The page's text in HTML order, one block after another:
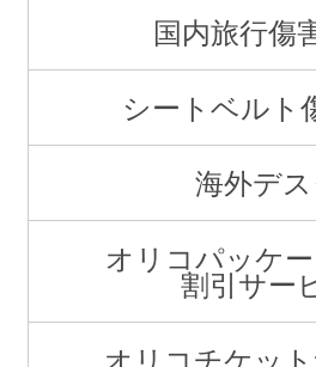
国内旅行傷
シートベルト
海外デス
オリコパッケ
割引サー